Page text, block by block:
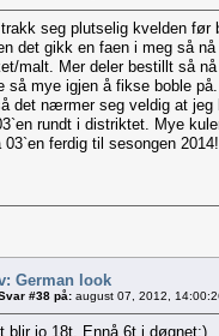
seg plutselig kvelden
det gikk en faen i meg så nå
malt. Mer deler bestillt så
så mye igjen å fikse boble
det nærmer seg veldig at jeg
rundt i distriktet. Mye
ferdig til sesongen 2014!
German look
#38 på: august 07, 2012,
blir jo 18t. Ennå 6t i døgnet;)